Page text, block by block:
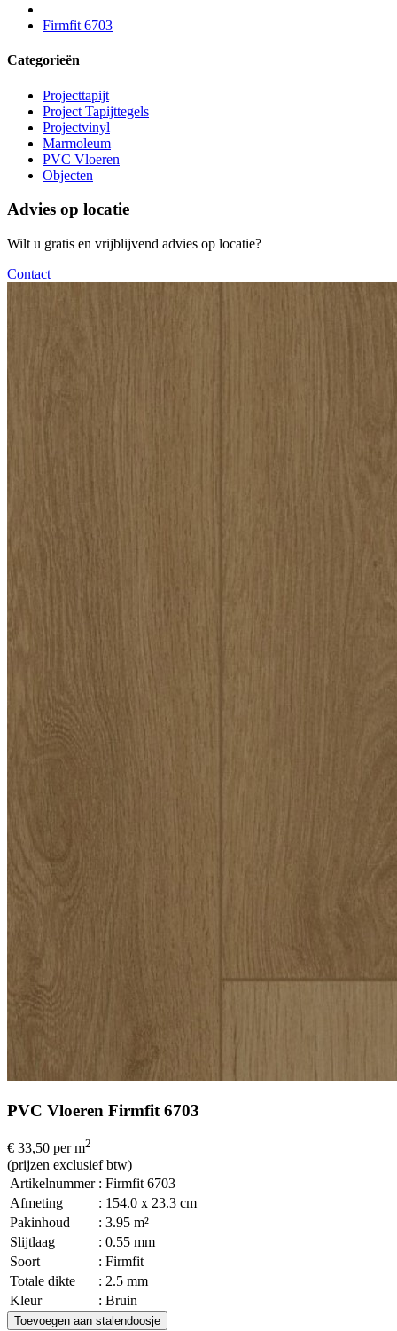
Firmfit 6703
Categorieën
Projecttapijt
Project Tapijttegels
Projectvinyl
Marmoleum
PVC Vloeren
Objecten
Advies op locatie
Wilt u gratis en vrijblijvend advies op locatie?
Contact
PVC Vloeren Firmfit 6703
€ 33,50 per m2
(prijzen exclusief btw)
Artikelnummer : Firmfit 6703
Afmeting
: 154.0 x 23.3 cm
Pakinhoud
: 3.95 m²
Slijtlaag
: 0.55 mm
Soort
: Firmfit
Totale dikte
: 2.5 mm
Kleur
: Bruin
Toevoegen aan stalendoosje